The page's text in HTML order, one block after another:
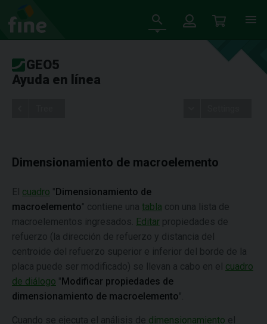
GEO5
Ayuda en línea
Dimensionamiento de macroelemento
El cuadro "Dimensionamiento de
macroelemento" contiene una tabla con una lista de
macroelementos ingresados. Editar propiedades de
refuerzo (la dirección de refuerzo y distancia del
centroide del refuerzo superior e inferior del borde de la
placa puede ser modificado) se llevan a cabo en el cuadro
de diálogo "Modificar propiedades de
dimensionamiento de macroelemento".
Cuando se ejecuta el análisis de dimensionamiento el